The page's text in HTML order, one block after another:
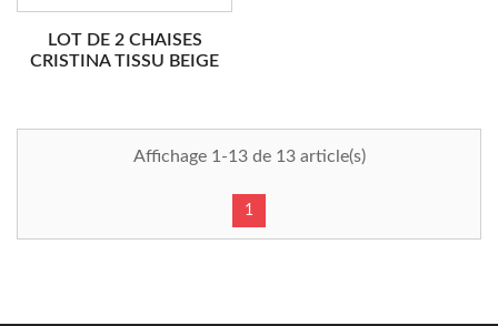
LOT DE 2 CHAISES
CRISTINA TISSU BEIGE
Affichage 1-13 de 13 article(s)
1